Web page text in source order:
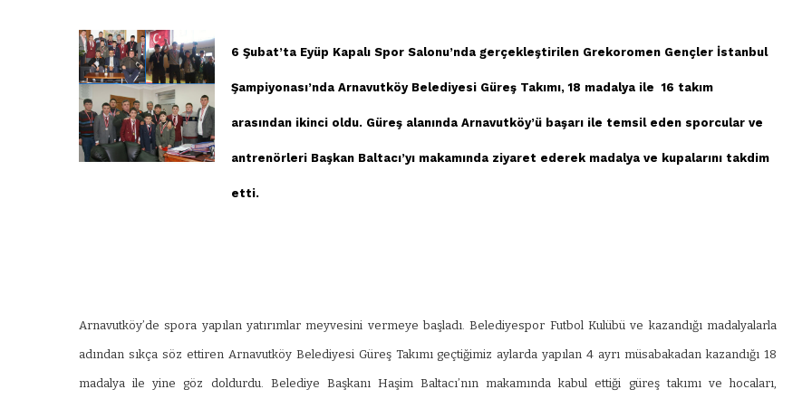
6 Şubat’ta Eyüp Kapalı Spor Salonu’nda gerçekleştirilen Grekoromen Gençler İstanbul
Şampiyonası’nda Arnavutköy Belediyesi Güreş Takımı, 18 madalya ile 16 takım
arasından ikinci oldu. Güreş alanında Arnavutköy’ü başarı ile temsil eden sporcular ve
antrenörleri Başkan Baltacı’yı makamında ziyaret ederek madalya ve kupalarını takdim
etti.
Arnavutköy’de spora yapılan yatırımlar meyvesini vermeye başladı. Belediyespor Futbol Kulübü ve kazandığı madalyalarla
adından sıkça söz ettiren Arnavutköy Belediyesi Güreş Takımı geçtiğimiz aylarda yapılan 4 ayrı müsabakadan kazandığı 18
madalya ile yine göz doldurdu. Belediye Başkanı Haşim Baltacı’nın makamında kabul ettiği güreş takımı ve hocaları,